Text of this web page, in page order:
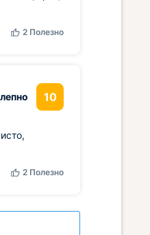
2 Полезно
10
2 Полезно